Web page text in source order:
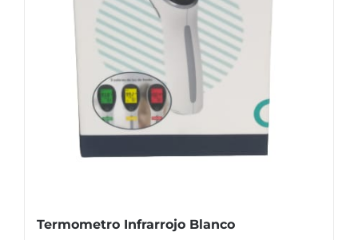
Termometro Infrarrojo Blanco